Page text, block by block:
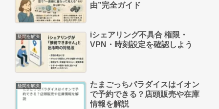
由”完全ガイド
疑問を解決
iシェアリング不具合 権限・
VPN・時刻設定を確認しよう
疑問を解決
たまごっちパラダイスはイオン
で予約できる？店頭販売や在庫
情報を解説